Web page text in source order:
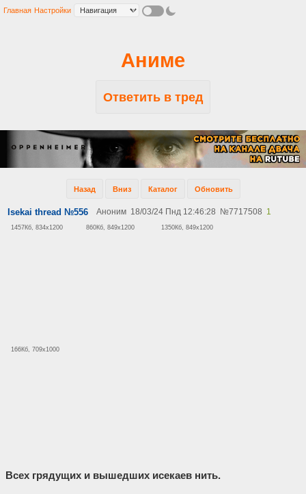
Главная Настройки
Аниме
Ответить в тред
Назад Вниз Каталог Обновить
Isekai thread №556 Аноним 18/03/24 Пнд 12:46:28 №7717508 1
1457Кб, 834x1200 860Кб, 849x1200 1350Кб, 849x1200
166Кб, 709x1000
Всех грядущих и вышедших исекаев нить.